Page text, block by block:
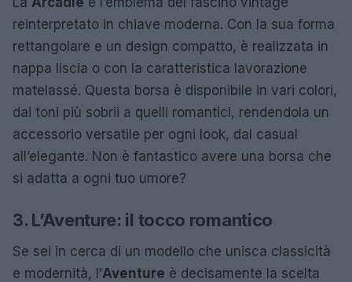
reinterpretato in chiave moderna. Con la sua forma
rettangolare e un design compatto, è realizzata in
nappa liscia o con la caratteristica lavorazione
matelassé. Questa borsa è disponibile in vari colori,
dai toni più sobrii a quelli romantici, rendendola un
accessorio versatile per ogni look, dal casual
all’elegante. Non è fantastico avere una borsa che
si adatta a ogni tuo umore?
3. L’Aventure: il tocco romantico
Se sei in cerca di un modello che unisca classicità
e modernità, l’Aventure è decisamente la scelta